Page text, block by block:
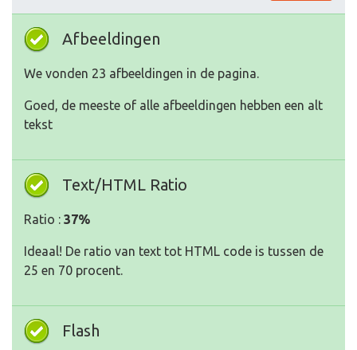
Afbeeldingen
We vonden 23 afbeeldingen in de pagina.
Goed, de meeste of alle afbeeldingen hebben een alt
tekst
Text/HTML Ratio
Ratio : 37%
Ideaal! De ratio van text tot HTML code is tussen de
25 en 70 procent.
Flash